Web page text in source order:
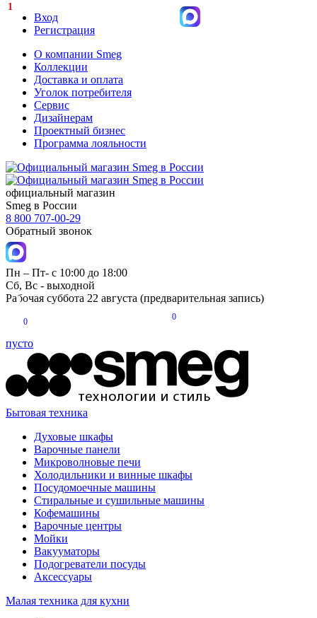
Вход
Регистрация
О компании Smeg
Коллекции
Доставка и оплата
Уголок потребителя
Сервис
Дизайнерам
Проектный бизнес
Программа лояльности
официальный магазин
Smeg в России
8 800 707-00-29
Обратный звонок
Пн – Пт- с 10:00 до 18:00
Сб, Вс - выходной
Рабочая суббота 22 августа (предварительная запись)
0
0
пусто
Бытовая техника
Духовые шкафы
Варочные панели
Микроволновые печи
Холодильники и винные шкафы
Посудомоечные машины
Стиральные и сушильные машины
Кофемашины
Варочные центры
Мойки
Вакууматоры
Подогреватели посуды
Аксессуары
Малая техника для кухни
1